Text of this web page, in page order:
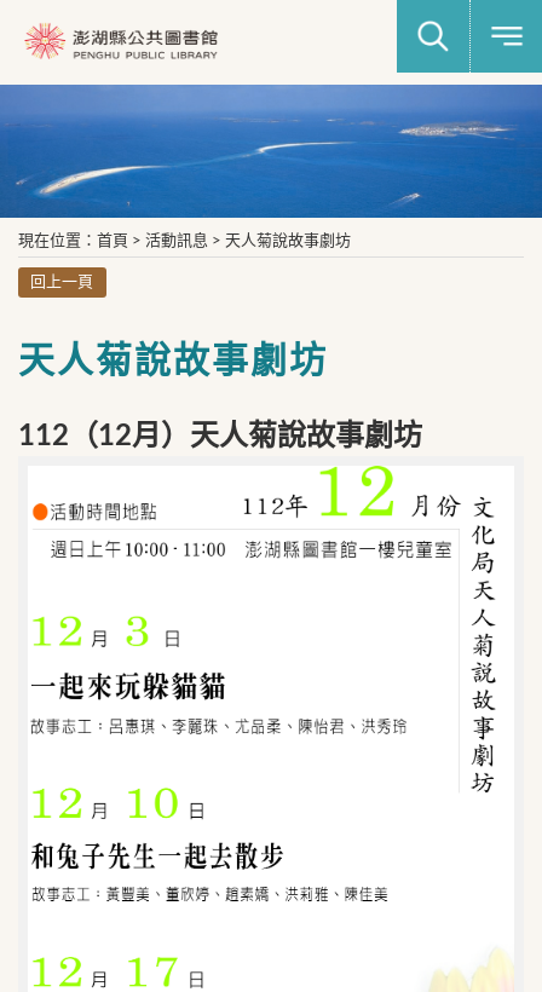
現在位置 ： 首頁 > 活動訊息 > 天人菊說故事劇坊
回上一頁
天人菊說故事劇坊
112（12月）天人菊說故事劇坊